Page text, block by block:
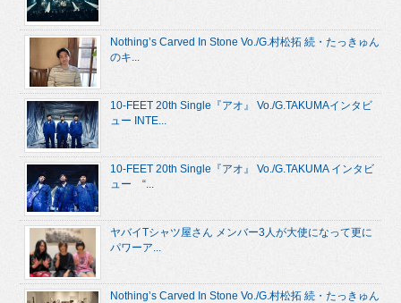
Nothing’s Carved In Stone Vo./G.村松拓 続・たっきゅん
のキ...
10-FEET 20th Single『アオ』 Vo./G.TAKUMAインタビ
ュー INTE...
10-FEET 20th Single『アオ』 Vo./G.TAKUMA インタビ
ュー “...
ヤバイTシャツ屋さん メンバー3人が大使になって更に
パワーア...
Nothing’s Carved In Stone Vo./G.村松拓 続・たっきゅん